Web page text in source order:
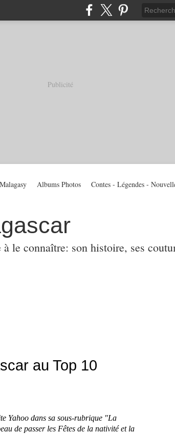
Publicité
le connaître: son histoire, ses
Albums Photos Contes - Légendes -
au Top 10
Yahoo dans sa sous-rubrique "La
de passer les Fêtes de la nativité et la